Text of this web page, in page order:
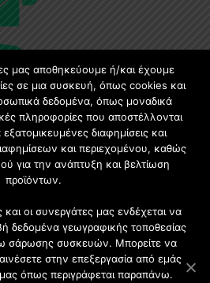
διαδικτυακής κοινότητας, ειδικά
και λάτρεις της κατασκευής και
μας αποθηκεύουμε ή/και έχουμε
σε μια συσκευή, όπως cookies και
δεδομένα, όπως μοναδικά
πληροφορίες που αποστέλλονται
διαφημίσεις και
και περιεχομένου, καθώς
για την ανάπτυξη και βελτίωση
προϊόντων.
οι συνεργάτες μας ενδέχεται να
δεδομένα γεωγραφικής τοποθεσίας
σάρωσης συσκευών. Μπορείτε να
στην επεξεργασία από εμάς
όπως περιγράφεται παραπάνω.